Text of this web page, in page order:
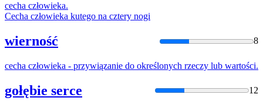
cecha człowieka.
Cecha człowieka kutego na cztery nogi
wierność 8
cecha człowieka - przywiązanie do określonych rzeczy lub wartości.
gołębie serce 12